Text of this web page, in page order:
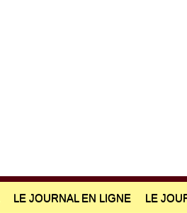
LE
LE JOURNAL EN LIGNE